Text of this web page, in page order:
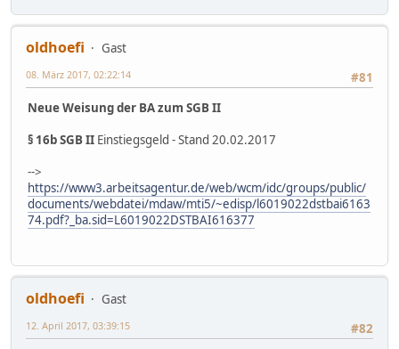
oldhoefi
Gast
#81
08. März 2017, 02:22:14
Neue Weisung der BA zum SGB II
§ 16b SGB II Einstiegsgeld - Stand 20.02.2017
-->
https://www3.arbeitsagentur.de/web/wcm/idc/groups/public/
documents/webdatei/mdaw/mti5/~edisp/l6019022dstbai6163
74.pdf?_ba.sid=L6019022DSTBAI616377
oldhoefi
Gast
#82
12. April 2017, 03:39:15